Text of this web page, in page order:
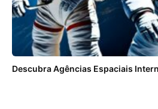
Descubra Agências Espaciais